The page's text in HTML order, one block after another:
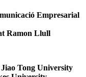
Empresarial
Ramon Llull
Tong University